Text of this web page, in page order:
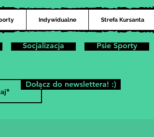
Indywidualne Strefa Kursanta
Socjalizacja Psie Sporty
Dołącz do newslettera! :)